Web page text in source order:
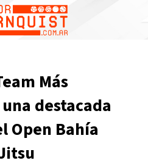
Más
destacada
Open Bahía